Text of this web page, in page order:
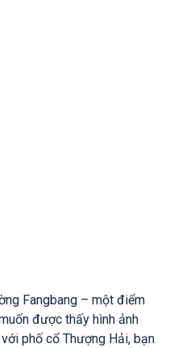
Fangbang – một điểm
được thấy hình ảnh
phố cổ Thượng Hải, bạn